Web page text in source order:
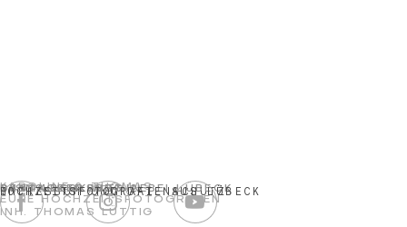
KAROLINE & THOMAS
EURE HOCHZEITSFOTOGRAFEN
INH. THOMAS LÜTTIG
IMPRESSUM UND DATENSCHUTZ
04544-2309823
DISNACKER WEG 2E
23919 BERKENTHIN BEI LÜBECK
HOCHZEITSFOTOGRAFIE AUS LÜBECK